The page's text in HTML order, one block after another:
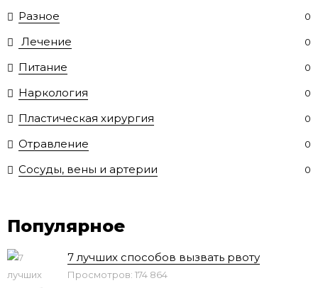
Разное 0
Лечение 0
Питание 0
Наркология 0
Пластическая хирургия 0
Отравление 0
Сосуды, вены и артерии 0
Популярное
7 лучших способов вызвать рвоту
Просмотров: 174 864